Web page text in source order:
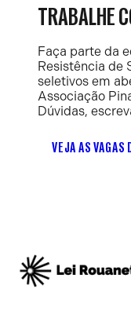
TRABALHE
Faça parte da
Resistência de
seletivos em
Associação
Dúvidas,
VEJA AS